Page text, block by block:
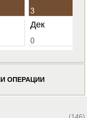
3
Дек
0
ОПЕРАЦИИ